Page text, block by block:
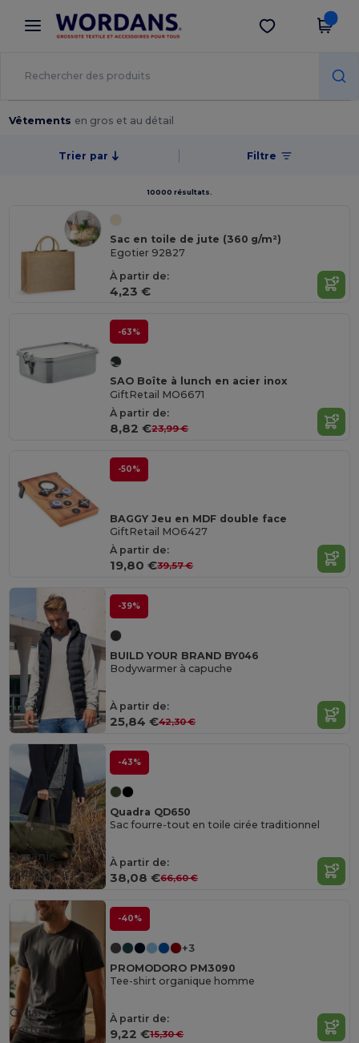
× Appli Wordans
Meilleurs prix sur l’app !
Obtenir l'appli
Vêtements en gros et au détail
Trier par Filtre
10000 résultats.
Sac en toile de jute (360 g/m²)
Egotier 92827
À partir de:
4,23 €
-63%
SAO Boîte à lunch en acier inox
GiftRetail MO6671
À partir de:
8,82 €23,99 €
-50%
BAGGY Jeu en MDF double face
GiftRetail MO6427
À partir de:
19,80 €39,57 €
-39%
BUILD YOUR BRAND BY046
Bodywarmer à capuche
À partir de:
25,84 €42,30 €
-43%
Quadra QD650
Sac fourre-tout en toile cirée traditionnel
À partir de:
38,08 €66,60 €
Organic
Cotton
-40%
+3
PROMODORO PM3090
Tee-shirt organique homme
À partir de:
9,22 €15,30 €
Organic
Cotton